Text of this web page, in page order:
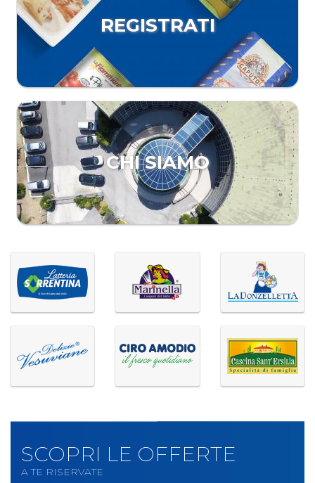
REGISTRATI
CHI SIAMO
SCOPRI LE OFFERTE
A TE RISERVATE